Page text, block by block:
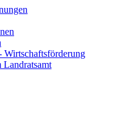
Wirtschaftsförderung
Landratsamt